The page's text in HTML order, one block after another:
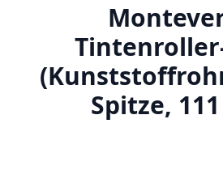
Spitze,